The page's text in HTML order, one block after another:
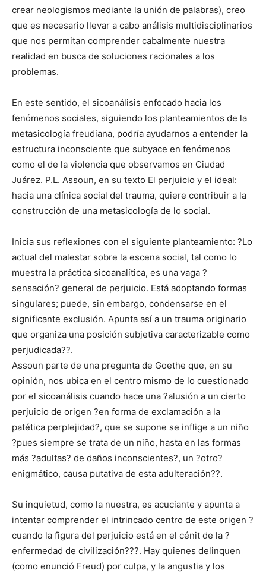
crear neologismos mediante la unión de palabras), creo
que es necesario llevar a cabo análisis multidisciplinarios
que nos permitan comprender cabalmente nuestra
realidad en busca de soluciones racionales a los
problemas.
En este sentido, el sicoanálisis enfocado hacia los
fenómenos sociales, siguiendo los planteamientos de la
metasicología freudiana, podría ayudarnos a entender la
estructura inconsciente que subyace en fenómenos
como el de la violencia que observamos en Ciudad
Juárez. P.L. Assoun, en su texto El perjuicio y el ideal:
hacia una clínica social del trauma, quiere contribuir a la
construcción de una metasicología de lo social.
Inicia sus reflexiones con el siguiente planteamiento: ?Lo
actual del malestar sobre la escena social, tal como lo
muestra la práctica sicoanalítica, es una vaga ?
sensación? general de perjuicio. Está adoptando formas
singulares; puede, sin embargo, condensarse en el
significante exclusión. Apunta así a un trauma originario
que organiza una posición subjetiva caracterizable como
perjudicada??.
Assoun parte de una pregunta de Goethe que, en su
opinión, nos ubica en el centro mismo de lo cuestionado
por el sicoanálisis cuando hace una ?alusión a un cierto
perjuicio de origen ?en forma de exclamación a la
patética perplejidad?, que se supone se inflige a un niño
?pues siempre se trata de un niño, hasta en las formas
más ?adultas? de daños inconscientes?, un ?otro?
enigmático, causa putativa de esta adulteración??.
Su inquietud, como la nuestra, es acuciante y apunta a
intentar comprender el intrincado centro de este origen ?
cuando la figura del perjuicio está en el cénit de la ?
enfermedad de civilización???. Hay quienes delinquen
(como enunció Freud) por culpa, y la angustia y los